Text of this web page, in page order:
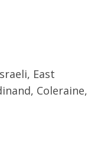
East
Coleraine,